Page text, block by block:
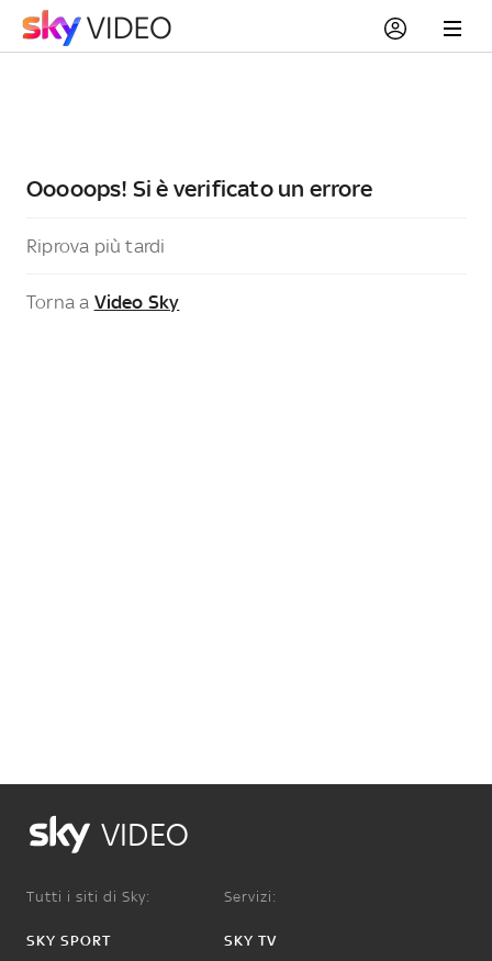
Ooooops! Si è verificato un errore
Riprova più tardi
Torna a Video Sky
VIDEO
Tutti i siti di Sky:
SKY SPORT
Servizi:
SKY TV